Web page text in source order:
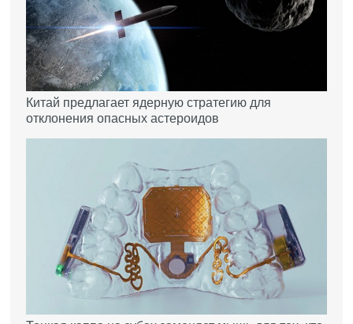
Китай предлагает ядерную стратегию для
отклонения опасных астероидов